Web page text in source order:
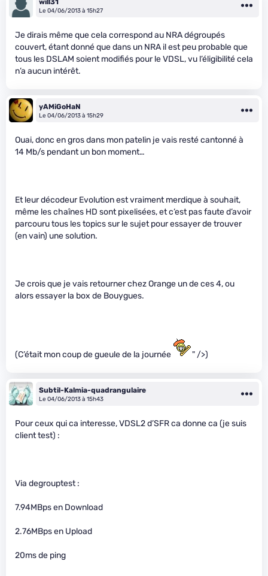
will31
Le 04/06/2013 à 15h27
Je dirais même que cela correspond au NRA dégroupés
couvert, étant donné que dans un NRA il est peu probable que
tous les DSLAM soient modifiés pour le VDSL, vu l’éligibilité cela
n’a aucun intérêt.
yAMiGoHaN
Le 04/06/2013 à 15h29
Ouai, donc en gros dans mon patelin je vais resté cantonné à
14 Mb/s pendant un bon moment…
Et leur décodeur Evolution est vraiment merdique à souhait,
même les chaînes HD sont pixelisées, et c’est pas faute d’avoir
parcouru tous les topics sur le sujet pour essayer de trouver
(en vain) une solution.
Je crois que je vais retourner chez Orange un de ces 4, ou
alors essayer la box de Bouygues.
(C’était mon coup de gueule de la journée " />)
Subtil-Kalmia-quadrangulaire
Le 04/06/2013 à 15h43
Pour ceux qui ca interesse, VDSL2 d’SFR ca donne ca (je suis
client test) :
Via degrouptest :
7.94MBps en Download
2.76MBps en Upload
20ms de ping